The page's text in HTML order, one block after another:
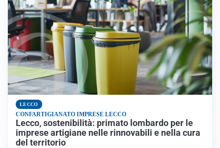
LECCO
CONFARTIGIANATO IMPRESE LECCO
Lecco, sostenibilità: primato lombardo per le
imprese artigiane nelle rinnovabili e nella cura
del territorio